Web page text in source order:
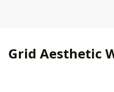
Grid Aesthetic